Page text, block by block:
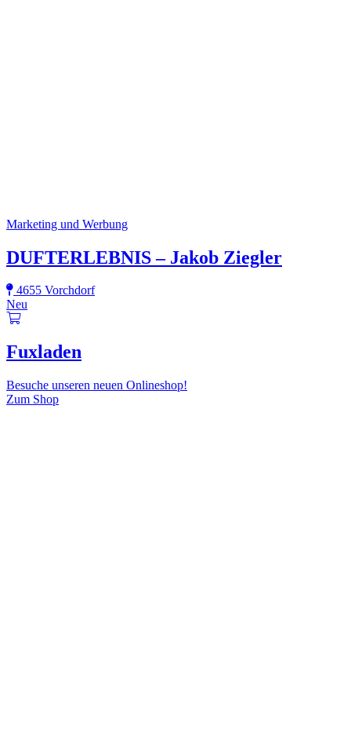
Marketing und Werbung
DUFTERLEBNIS – Jakob Ziegler
4655 Vorchdorf
Neu
Fuxladen
Besuche unseren neuen Onlineshop!
Zum Shop